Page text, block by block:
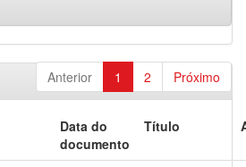
Anterior 1 2 Próximo
Data do
documento
Título